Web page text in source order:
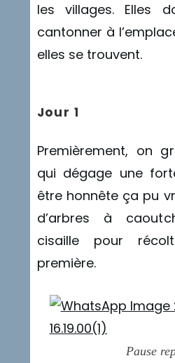
les villages. Elles
cantonner à
elles se trouvent.
Jour 1
Premièrement, on
qui dégage une
être honnête ça pu
d’arbres à
cisaille pour
première.
Pause